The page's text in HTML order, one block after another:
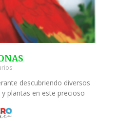
descubriendo diversos
plantas en este precioso